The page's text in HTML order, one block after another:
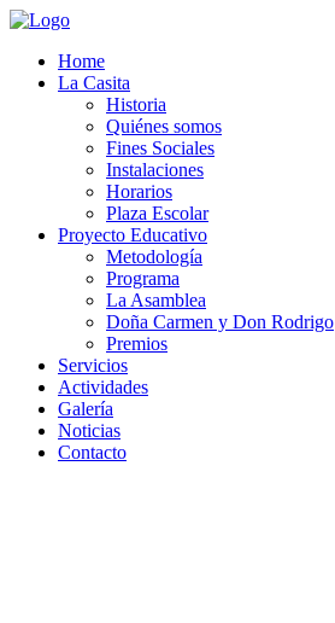
Home
La Casita
Historia
Quiénes somos
Fines Sociales
Instalaciones
Horarios
Plaza Escolar
Proyecto Educativo
Metodología
Programa
La Asamblea
Doña Carmen y Don Rodrigo
Premios
Servicios
Actividades
Galería
Noticias
Contacto